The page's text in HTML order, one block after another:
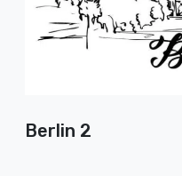
Berlin 2